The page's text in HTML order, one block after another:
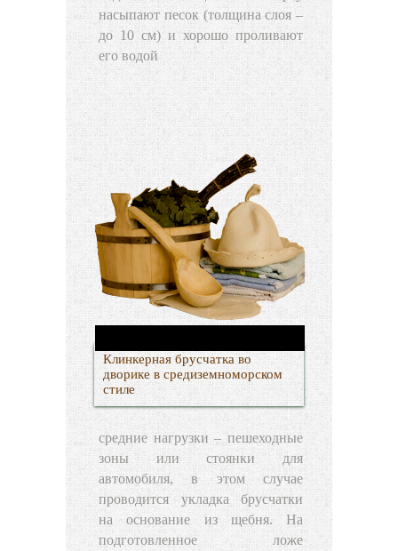
насыпают песок (толщина слоя –
до 10 см) и хорошо проливают
его водой
Клинкерная брусчатка во
дворике в средиземноморском
стиле
средние нагрузки – пешеходные
зоны или стоянки для
автомобиля, в этом случае
проводится укладка брусчатки
на основание из щебня. На
подготовленное ложе